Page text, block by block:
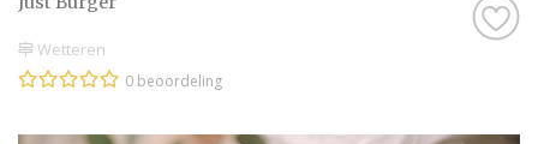
Wetteren
0 beoordeling